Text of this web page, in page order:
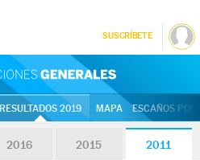
SUSCRÍBETE
RESULTADOS 2019 MAPA ESCAÑOS
2016 2015 2011